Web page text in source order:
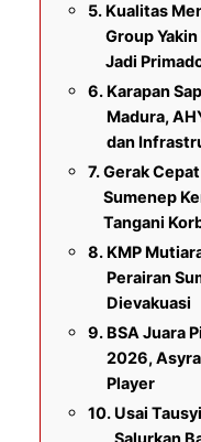
Kualitas
Group
Jadi
Karapan
Madura,
dan
Gerak
Sumenep
Tangani
KMP
Perairan
Dievakuasi
BSA Juara
2026,
Player
Usai